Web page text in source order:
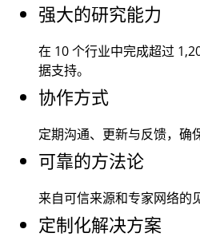
强大的研究能力
在 10 个行业中完成超过
据支持。
协作方式
定期沟通、更新与反馈，确
可靠的方法论
来自可信来源和专家网络的
定制化解决方案